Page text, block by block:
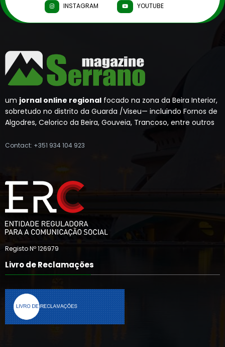
INSTAGRAM
YOUTUBE
um jornal online regional focado na zona da Beira Interior,
sobretudo no distrito da Guarda /Viseu— incluindo Fornos de
Algodres, Celorico da Beira, Gouveia, Trancoso, entre outros
Contact: +351 934 104 923
Registo Nº 126979
Livro de Reclamações